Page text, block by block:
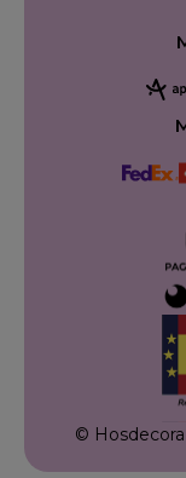
© Hosdecora